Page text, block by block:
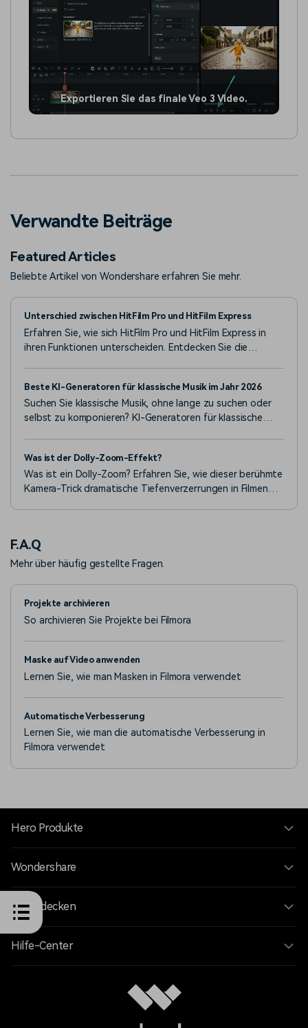
Exportieren Sie das finale Veo 3 Video.
Verwandte Beiträge
Featured Articles
Beliebte Artikel von Wondershare erfahren Sie mehr.
Unterschied zwischen HitFilm Pro und HitFilm Express
Erfahren Sie, wie sich HitFilm Pro und HitFilm Express in
ihren Funktionen unterscheiden. Entdecken Sie die
enthalten sind.
Beste KI-Generatoren für klassische Musik im Jahr 2026
Suchen Sie klassische Musik, ohne lange zu suchen oder
selbst zu komponieren? KI-Generatoren für klassische
Was ist der Dolly-Zoom-Effekt?
Was ist ein Dolly-Zoom? Erfahren Sie, wie dieser berühmte
Kamera-Trick dramatische Tiefenverzerrungen in Filmen
F.A.Q
Mehr über häufig gestellte Fragen.
Projekte archivieren
So archivieren Sie Projekte bei Filmora
Maske auf Video anwenden
Lernen Sie, wie man Masken in Filmora verwendet
Automatische Verbesserung
Lernen Sie, wie man die automatische Verbesserung in
Filmora verwendet
Hero Produkte
Wondershare
KI entdecken
Hilfe-Center